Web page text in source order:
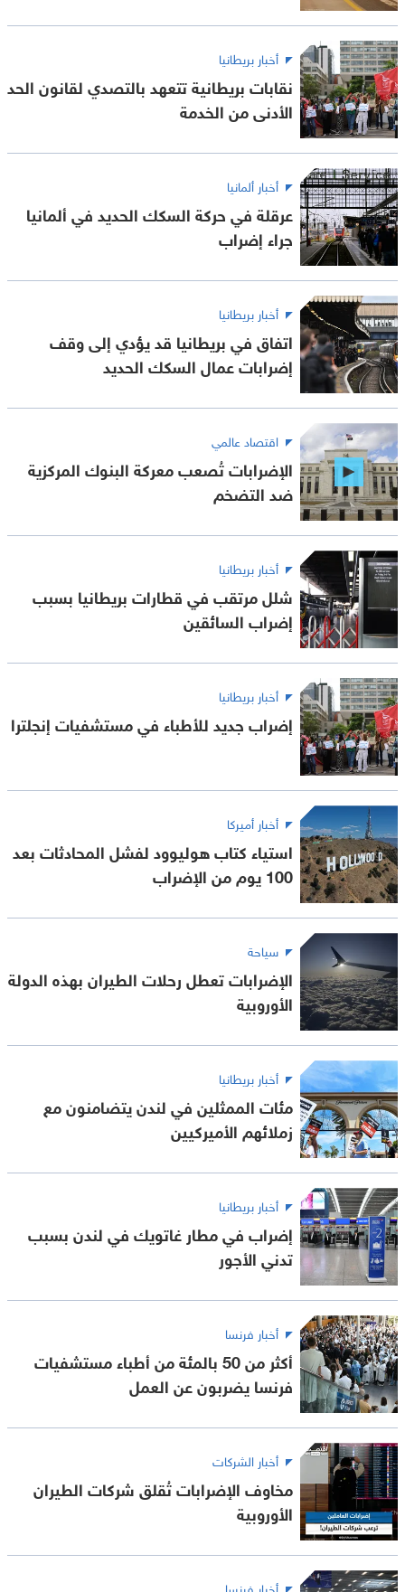
أخبار بريطانيا
نقابات بريطانية تتعهد بالتصدي لقانون الحد
الأدنى من الخدمة
أخبار ألمانيا
عرقلة في حركة السكك الحديد في ألمانيا
جراء إضراب
أخبار بريطانيا
اتفاق في بريطانيا قد يؤدي إلى وقف
إضرابات عمال السكك الحديد
اقتصاد عالمي
الإضرابات تُصعب معركة البنوك المركزية
ضد التضخم
أخبار بريطانيا
شلل مرتقب في قطارات بريطانيا بسبب
إضراب السائقين
أخبار بريطانيا
إضراب جديد للأطباء في مستشفيات إنجلترا
أخبار أميركا
استياء كتاب هوليوود لفشل المحادثات بعد
100 يوم من الإضراب
سياحة
الإضرابات تعطل رحلات الطيران بهذه الدولة
الأوروبية
أخبار بريطانيا
مئات الممثلين في لندن يتضامنون مع
زملائهم الأميركيين
أخبار بريطانيا
إضراب في مطار غاتويك في لندن بسبب
تدني الأجور
أخبار فرنسا
أكثر من 50 بالمئة من أطباء مستشفيات
فرنسا يضربون عن العمل
أخبار الشركات
مخاوف الإضرابات تُقلق شركات الطيران
الأوروبية
أخبار فرنسا